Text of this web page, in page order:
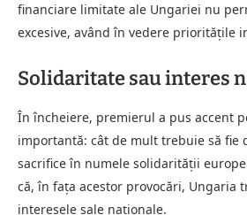
financiare limitate ale Ungariei nu
excesive, având în vedere prioritățile
Solidaritate sau interes
În încheiere, premierul a pus accent
importantă: cât de mult trebuie să fie
sacrifice în numele solidarității
că, în fața acestor provocări, Ungaria
interesele sale naționale.